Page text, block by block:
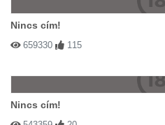
Nincs cím!
659330 115
Nincs cím!